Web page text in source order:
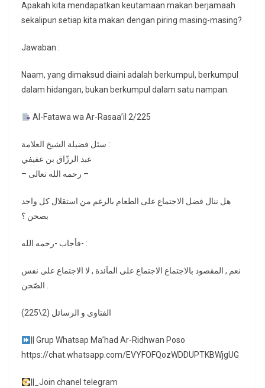
Apakah kita mendapatkan keutamaan makan berjamaah
sekalipun setiap kita makan dengan piring masing-masing?
Jawaban :
Naam, yang dimaksud diaini adalah berkumpul, berkumpul
dalam hidangan, bukan berkumpul dalam satu nampan.
Al-Fatawa wa Ar-Rasaa’il 2/225
سئل فضيلة الشيخ العلامة :
عبد الرزّاق بن عفيفي
– رحمه الله تعالى –
هل ننال فضل الاجتماع على الطعام بالرغم من استقلال كل واحد
بصحن ؟
فأجاب -رحمه الله- :
نعم , المقصود بالاجتماع الاجتماع على المآئدة , لا الاجتماع على نفس
الصّحن .
الفتاوى و الرسائل (2\225)
|| Grup Whatsap Ma’had Ar-Ridhwan Poso
https://chat.whatsapp.com/EVYFOFQozWDDUPTKBWjgUG
||_Join chanel telegram